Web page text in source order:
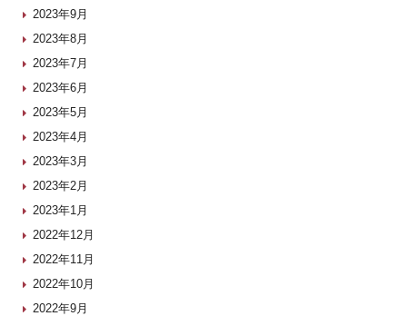
2023年9月
2023年8月
2023年7月
2023年6月
2023年5月
2023年4月
2023年3月
2023年2月
2023年1月
2022年12月
2022年11月
2022年10月
2022年9月